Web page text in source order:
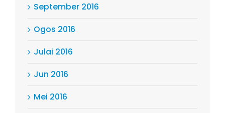
September 2016
Ogos 2016
Julai 2016
Jun 2016
Mei 2016